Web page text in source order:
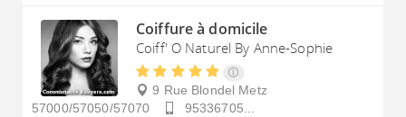
Coiffure à domicile
Coiff' O Naturel By Anne-Sophie
9 Rue Blondel Metz
57000/57050/57070
95336705...